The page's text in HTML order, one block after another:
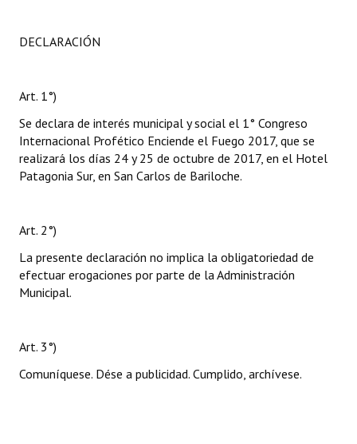
DECLARACIÓN
Art. 1°)
Se declara de interés municipal y social el 1° Congreso
Internacional Profético Enciende el Fuego 2017, que se
realizará los días 24 y 25 de octubre de 2017, en el Hotel
Patagonia Sur, en San Carlos de Bariloche.
Art. 2°)
La presente declaración no implica la obligatoriedad de
efectuar erogaciones por parte de la Administración
Municipal.
Art. 3°)
Comuníquese. Dése a publicidad. Cumplido, archívese.